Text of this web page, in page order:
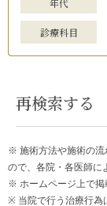
年代
診療科目
再検索する
※ 施術方法や施術の流
ので、各院・各医師に
※ ホームページ上で掲
※ 当院で行う治療行為